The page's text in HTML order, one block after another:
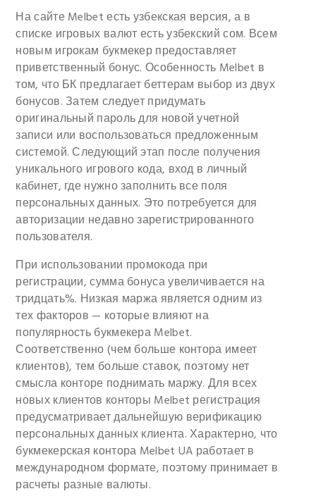
На сайте Melbet есть узбекская версия, а в
списке игровых валют есть узбекский сом. Всем
новым игрокам букмекер предоставляет
приветственный бонус. Особенность Melbet в
том, что БК предлагает беттерам выбор из двух
бонусов. Затем следует придумать
оригинальный пароль для новой учетной
записи или воспользоваться предложенным
системой. Следующий этап после получения
уникального игрового кода, вход в личный
кабинет, где нужно заполнить все поля
персональных данных. Это потребуется для
авторизации недавно зарегистрированного
пользователя.
При использовании промокода при
регистрации, сумма бонуса увеличивается на
тридцать%. Низкая маржа является одним из
тех факторов — которые влияют на
популярность букмекера Melbet.
Соответственно (чем больше контора имеет
клиентов), тем больше ставок, поэтому нет
смысла конторе поднимать маржу. Для всех
новых клиентов конторы Melbet регистрация
предусматривает дальнейшую верификацию
персональных данных клиента. Характерно, что
букмекерская контора Melbet UA работает в
международном формате, поэтому принимает в
расчеты разные валюты.